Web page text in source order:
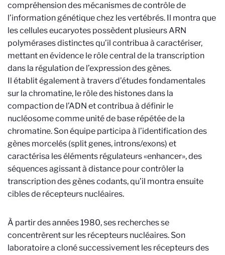
compréhension des mécanismes de contrôle de
l’information génétique chez les vertébrés. Il montra que
les cellules eucaryotes possèdent plusieurs ARN
polymérases distinctes qu’il contribua à caractériser,
mettant en évidence le rôle central de la transcription
dans la régulation de l’expression des gènes.
Il établit également à travers d’études fondamentales
sur la chromatine, le rôle des histones dans la
compaction de l’ADN et contribua à définir le
nucléosome comme unité de base répétée de la
chromatine. Son équipe participa à l’identification des
gènes morcelés (split genes, introns/exons) et
caractérisa les éléments régulateurs «enhancer», des
séquences agissant à distance pour contrôler la
transcription des gènes codants, qu’il montra ensuite
cibles de récepteurs nucléaires.
À partir des années 1980, ses recherches se
concentrèrent sur les récepteurs nucléaires. Son
laboratoire a cloné successivement les récepteurs des